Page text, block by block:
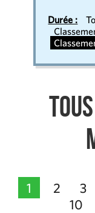
Durée :
1 2 3
10